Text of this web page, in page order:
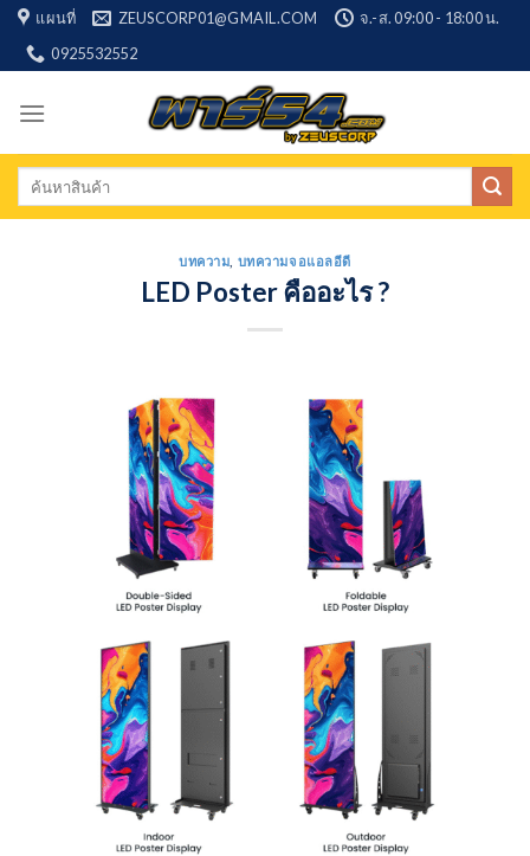
Skip
content
แผนที่ ZEUSCORP01@GMAIL.COM
จ.-ส. 09:00 - 18:00 น.
0925532552
Search
บทความ บทความจอแอลอีดี
LED Poster คืออะไร ?